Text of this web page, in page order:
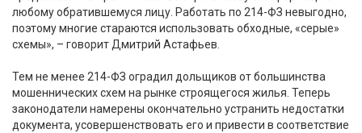
любому обратившемуся лицу. Работать по 214-ФЗ невыгодно,
поэтому многие стараются использовать обходные, «серые»
схемы», – говорит Дмитрий Астафьев.
Тем не менее 214-ФЗ оградил дольщиков от большинства
мошеннических схем на рынке строящегося жилья. Теперь
законодатели намерены окончательно устранить недостатки
документа, усовершенствовать его и привести в соответствие